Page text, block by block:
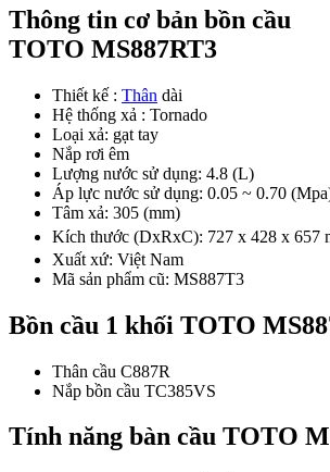
lượng
Thông tin cơ bản bồn cầu
TOTO MS887RT3
Thiết kế : Thân dài
Hệ thống xả : Tornado
Loại xả: gạt tay
Nắp rơi êm
Lượng nước sử dụng: 4.8 (L)
Áp lực nước sử dụng: 0.05 ~ 0.70
Tâm xả: 305 (mm)
Kích thước (DxRxC): 727 x 428 x 657
Xuất xứ: Việt Nam
Mã sản phẩm cũ: MS887T3
Bồn cầu 1 khối TOTO
Thân cầu C887R
Nắp bồn cầu TC385VS
Tính năng bàn cầu TOTO